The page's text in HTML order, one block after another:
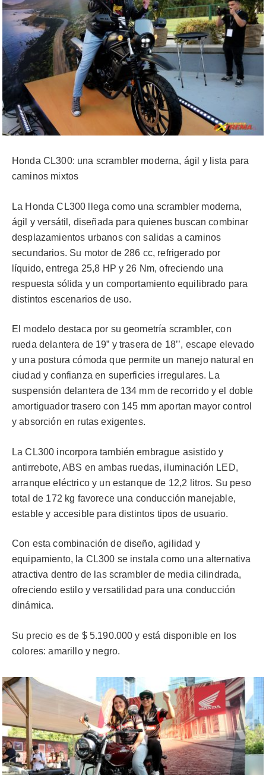
Honda CL300: una scrambler moderna, ágil y lista para
caminos mixtos
La Honda CL300 llega como una scrambler moderna,
ágil y versátil, diseñada para quienes buscan combinar
desplazamientos urbanos con salidas a caminos
secundarios. Su motor de 286 cc, refrigerado por
líquido, entrega 25,8 HP y 26 Nm, ofreciendo una
respuesta sólida y un comportamiento equilibrado para
distintos escenarios de uso.
El modelo destaca por su geometría scrambler, con
rueda delantera de 19” y trasera de 18’’, escape elevado
y una postura cómoda que permite un manejo natural en
ciudad y confianza en superficies irregulares. La
suspensión delantera de 134 mm de recorrido y el doble
amortiguador trasero con 145 mm aportan mayor control
y absorción en rutas exigentes.
La CL300 incorpora también embrague asistido y
antirrebote, ABS en ambas ruedas, iluminación LED,
arranque eléctrico y un estanque de 12,2 litros. Su peso
total de 172 kg favorece una conducción manejable,
estable y accesible para distintos tipos de usuario.
Con esta combinación de diseño, agilidad y
equipamiento, la CL300 se instala como una alternativa
atractiva dentro de las scrambler de media cilindrada,
ofreciendo estilo y versatilidad para una conducción
dinámica.
Su precio es de $ 5.190.000 y está disponible en los
colores: amarillo y negro.